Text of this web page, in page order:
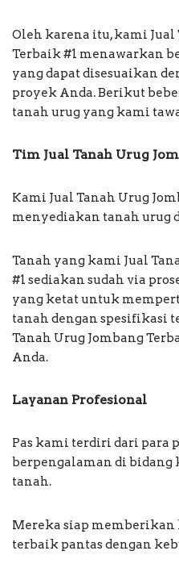
Oleh karena itu, kami Jual
Terbaik #1 menawarkan
yang dapat disesuaikan
proyek Anda. Berikut
tanah urug yang kami
Tim Jual Tanah Urug
Kami Jual Tanah Urug
menyediakan tanah urug
Tanah yang kami Jual
#1 sediakan sudah via
yang ketat untuk
tanah dengan spesifikasi
Tanah Urug Jombang
Anda.
Layanan Profesional
Pas kami terdiri dari para
berpengalaman di bidang
tanah.
Mereka siap memberikan
terbaik pantas dengan